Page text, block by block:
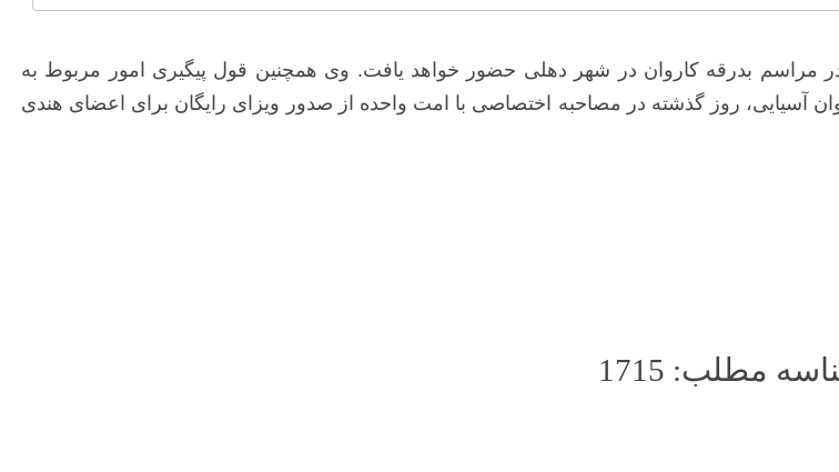
مراسم بدرقه کاروان در شهر دهلی حضور خواهد یافت. وی همچنین قول پیگیری امور مربوط به
آسیایی، روز گذشته در مصاحبه اختصاصی با امت واحده از صدور ویزای رایگان برای اعضای هندی
مطلب: 1715